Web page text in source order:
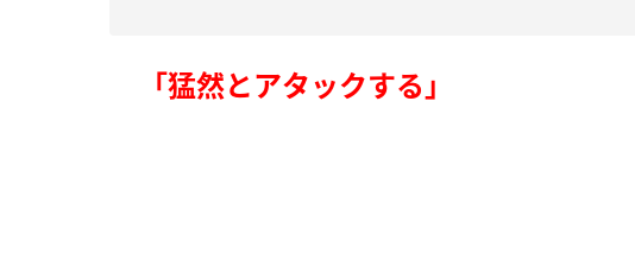
「猛然とアタックする」